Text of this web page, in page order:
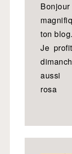
ton blog.
Je
aussi
rosa